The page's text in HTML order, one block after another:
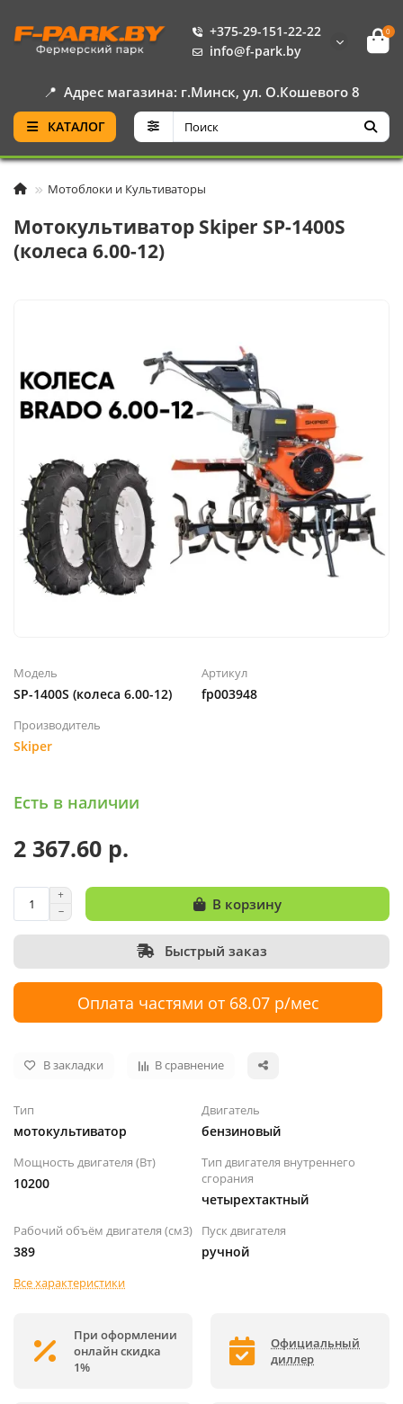
+375-29-151-22-22
info@f-park.by
0
📍 Адрес магазина: г.Минск, ул. О.Кошевого 8
КАТАЛОГ
Мотоблоки и Культиваторы
Мотокультиватор Skiper SP-1400S
(колеса 6.00-12)
Модель
SP-1400S (колеса 6.00-12)
Артикул
fp003948
Производитель
Skiper
Есть в наличии
2 367.60 р.
В корзину
Быстрый заказ
Оплата частями от 68.07 р/мес
В закладки В сравнение
Тип
мотокультиватор
Двигатель
бензиновый
Мощность двигателя (Вт)
10200
Тип двигателя внутреннего
сгорания
четырехтактный
Рабочий объём двигателя (см3)
389
Пуск двигателя
ручной
Все характеристики
При оформлении
онлайн скидка
1%
Официальный
диллер